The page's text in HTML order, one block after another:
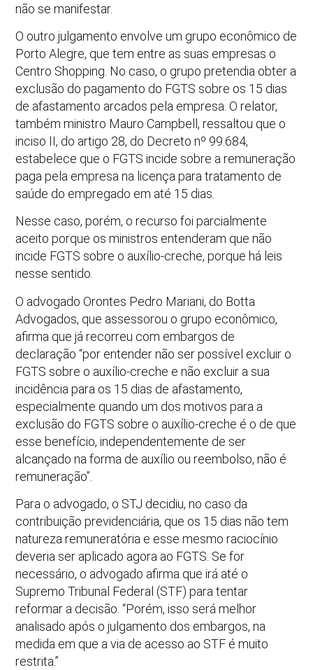
não se manifestar.
O outro julgamento envolve um grupo econômico de
Porto Alegre, que tem entre as suas empresas o
Centro Shopping. No caso, o grupo pretendia obter a
exclusão do pagamento do FGTS sobre os 15 dias
de afastamento arcados pela empresa. O relator,
também ministro Mauro Campbell, ressaltou que o
inciso II, do artigo 28, do Decreto nº 99.684,
estabelece que o FGTS incide sobre a remuneração
paga pela empresa na licença para tratamento de
saúde do empregado em até 15 dias.
Nesse caso, porém, o recurso foi parcialmente
aceito porque os ministros entenderam que não
incide FGTS sobre o auxílio-creche, porque há leis
nesse sentido.
O advogado Orontes Pedro Mariani, do Botta
Advogados, que assessorou o grupo econômico,
afirma que já recorreu com embargos de
declaração “por entender não ser possível excluir o
FGTS sobre o auxílio-creche e não excluir a sua
incidência para os 15 dias de afastamento,
especialmente quando um dos motivos para a
exclusão do FGTS sobre o auxílio-creche é o de que
esse benefício, independentemente de ser
alcançado na forma de auxílio ou reembolso, não é
remuneração”.
Para o advogado, o STJ decidiu, no caso da
contribuição previdenciária, que os 15 dias não tem
natureza remuneratória e esse mesmo raciocínio
deveria ser aplicado agora ao FGTS. Se for
necessário, o advogado afirma que irá até o
Supremo Tribunal Federal (STF) para tentar
reformar a decisão. “Porém, isso será melhor
analisado após o julgamento dos embargos, na
medida em que a via de acesso ao STF é muito
restrita.”